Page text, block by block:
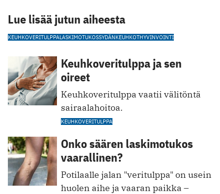
Lue lisää jutun aiheesta
KEUHKOVERITULPPALASKIMOTUKOSSYDÄNKEUHKOTHYVINVOINTI
Keuhkoveritulppa ja sen
oireet
Keuhkoveritulppa vaatii välitöntä
sairaalahoitoa.
KEUHKOVERITULPPA
Onko säären laskimotukos
vaarallinen?
Potilaalle jalan "veritulppa" on usein
huolen aihe ja vaaran paikka –